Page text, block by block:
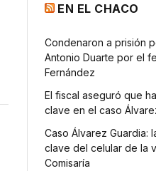
EN EL CHACO
Condenaron a prisión
Antonio Duarte por el
Fernández
El fiscal aseguró que
clave en el caso
Caso Álvarez Guardia:
clave del celular de la
Comisaría